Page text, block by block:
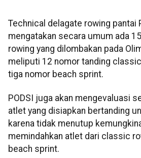
Technical delagate rowing pantai
mengatakan secara umum ada
rowing yang dilombakan pada
meliputi 12 nomor tanding
tiga nomor beach sprint.
PODSI juga akan mengevaluasi
atlet yang disiapkan bertanding
karena tidak menutup
memindahkan atlet dari classic
beach sprint.